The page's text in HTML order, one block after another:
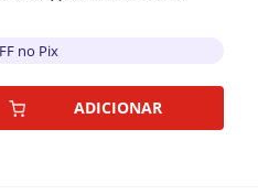
no Pix
ADICIONAR